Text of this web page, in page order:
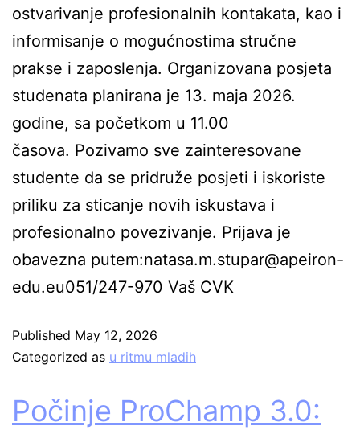
ostvarivanje profesionalnih kontakata, kao i
informisanje o mogućnostima stručne
prakse i zaposlenja. Organizovana posjeta
studenata planirana je 13. maja 2026.
godine, sa početkom u 11.00
časova. Pozivamo sve zainteresovane
studente da se pridruže posjeti i iskoriste
priliku za sticanje novih iskustava i
profesionalno povezivanje. Prijava je
obavezna putem:natasa.m.stupar@apeiron-
edu.eu051/247-970 Vaš CVK
Published May 12, 2026
Categorized as u ritmu mladih
Počinje ProChamp 3.0: